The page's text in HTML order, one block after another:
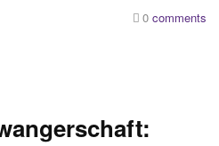
0 comments